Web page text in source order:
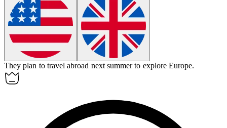
They plan to travelabroad next summer to explore Europe.